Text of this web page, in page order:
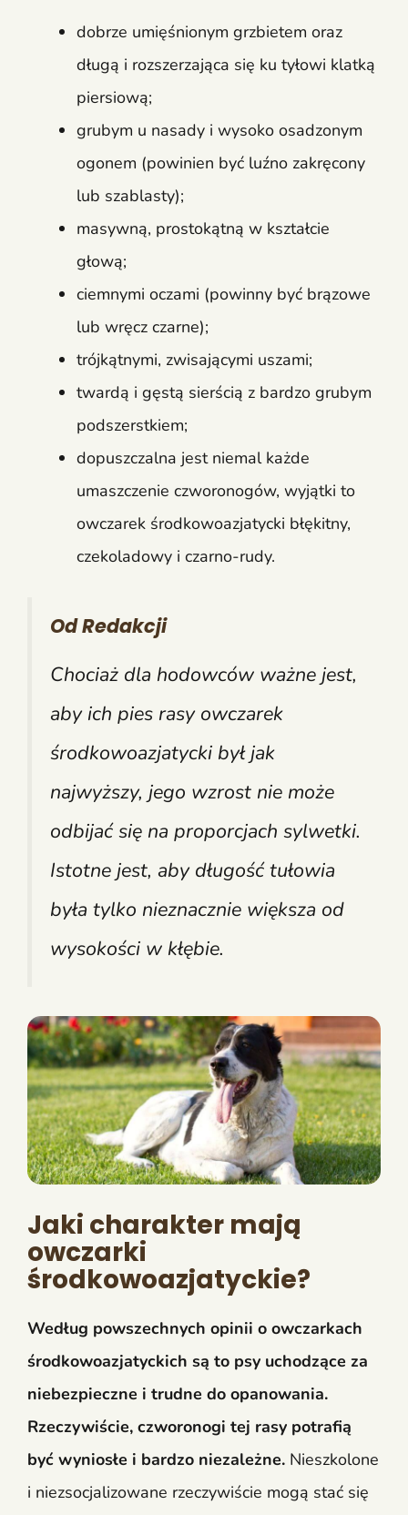
dobrze umięśnionym grzbietem oraz
długą i rozszerzająca się ku tyłowi klatką
piersiową;
grubym u nasady i wysoko osadzonym
ogonem (powinien być luźno zakręcony
lub szablasty);
masywną, prostokątną w kształcie
głową;
ciemnymi oczami (powinny być brązowe
lub wręcz czarne);
trójkątnymi, zwisającymi uszami;
twardą i gęstą sierścią z bardzo grubym
podszerstkiem;
dopuszczalna jest niemal każde
umaszczenie czworonogów, wyjątki to
owczarek środkowoazjatycki błękitny,
czekoladowy i czarno-rudy.
Od Redakcji
Chociaż dla hodowców ważne jest,
aby ich pies rasy owczarek
środkowoazjatycki był jak
najwyższy, jego wzrost nie może
odbijać się na proporcjach sylwetki.
Istotne jest, aby długość tułowia
była tylko nieznacznie większa od
wysokości w kłębie.
Jaki charakter mają
owczarki
środkowoazjatyckie?
Według powszechnych opinii o owczarkach
środkowoazjatyckich są to psy uchodzące za
niebezpieczne i trudne do opanowania.
Rzeczywiście, czworonogi tej rasy potrafią
być wyniosłe i bardzo niezależne. Nieszkolone
i niezsocjalizowane rzeczywiście mogą stać się